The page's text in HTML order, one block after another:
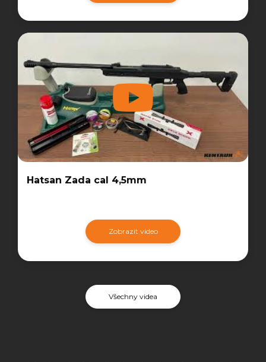
Hatsan Zada cal 4,5mm
Zobrazit video
Všechny videa